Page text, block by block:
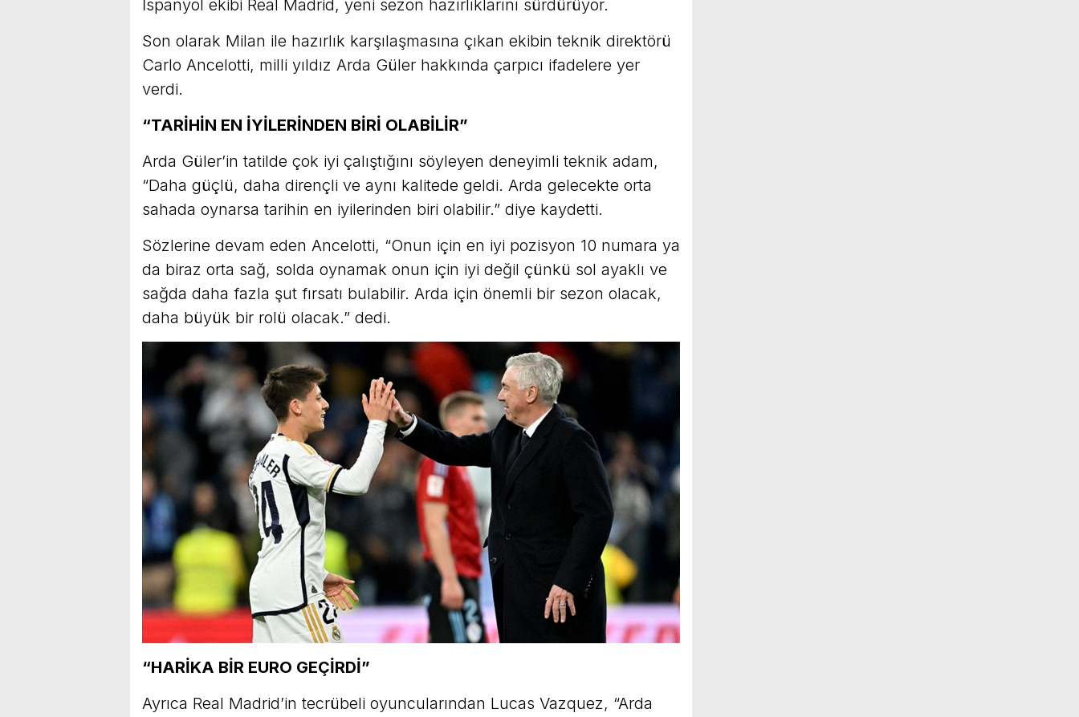
İspanyol ekibi Real Madrid, yeni sezon hazırlıklarını sürdürüyor.
Son olarak Milan ile hazırlık karşılaşmasına çıkan ekibin teknik direktörü
Carlo Ancelotti, milli yıldız Arda Güler hakkında çarpıcı ifadelere yer
verdi.
“TARİHİN EN İYİLERİNDEN BİRİ OLABİLİR”
Arda Güler’in tatilde çok iyi çalıştığını söyleyen deneyimli teknik adam,
“Daha güçlü, daha dirençli ve aynı kalitede geldi. Arda gelecekte orta
sahada oynarsa tarihin en iyilerinden biri olabilir.” diye kaydetti.
Sözlerine devam eden Ancelotti, “Onun için en iyi pozisyon 10 numara ya
da biraz orta sağ, solda oynamak onun için iyi değil çünkü sol ayaklı ve
sağda daha fazla şut fırsatı bulabilir. Arda için önemli bir sezon olacak,
daha büyük bir rolü olacak.” dedi.
“HARİKA BİR EURO GEÇİRDİ”
Ayrıca Real Madrid’in tecrübeli oyuncularından Lucas Vazquez, “Arda